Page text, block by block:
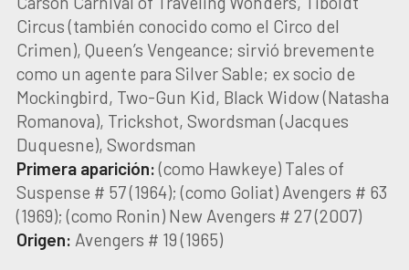
Circus (también conocido como el Circo del
Crimen), Queen’s Vengeance; sirvió brevemente
como un agente para Silver Sable; ex socio de
Mockingbird, Two-Gun Kid, Black Widow (Natasha
Romanova), Trickshot, Swordsman (Jacques
Duquesne), Swordsman
Primera aparición:(como Hawkeye) Tales of
Suspense # 57 (1964); (como Goliat) Avengers # 63
(1969); (como Ronin) New Avengers # 27 (2007)
Origen: Avengers # 19 (1965)